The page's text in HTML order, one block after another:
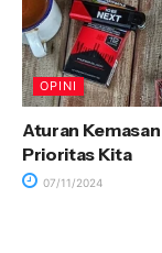
OPINI
Aturan
Prioritas Kita
07/11/2024